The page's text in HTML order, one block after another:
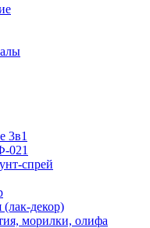
3в1
021
спрей
декор)
морилки, олифа